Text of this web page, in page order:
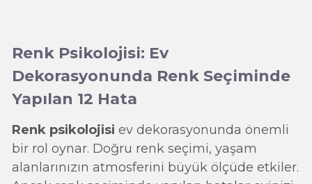
Renk Psikolojisi: Ev
Dekorasyonunda Renk Seçiminde
Yapılan 12 Hata
Renk psikolojisi ev dekorasyonunda önemli
bir rol oynar. Doğru renk seçimi, yaşam
alanlarınızın atmosferini büyük ölçüde etkiler.